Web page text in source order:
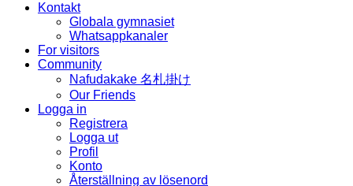
Kontakt
Globala gymnasiet
Whatsappkanaler
For visitors
Community
Nafudakake 名札掛け
Our Friends
Logga in
Registrera
Logga ut
Profil
Konto
Återställning av lösenord